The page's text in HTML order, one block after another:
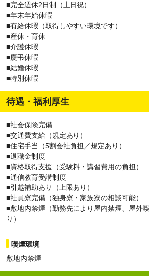
■完全週休2日制（土日祝）
■年末年始休暇
■有給休暇（取得しやすい環境です）
■産休・育休
■介護休暇
■慶弔休暇
■結婚休暇
■特別休暇
待遇・福利厚生
■社会保険完備
■交通費支給（規定あり）
■住宅手当（5割会社負担／規定あり）
■退職金制度
■資格取得支援（受験料・講習費用の負担）
■通信教育受講制度
■引越補助あり（上限あり）
■社員寮完備（独身寮・家族寮の相談可能）
■敷地内禁煙（勤務先により屋内禁煙、屋外
り）
喫煙環境
敷地内禁煙